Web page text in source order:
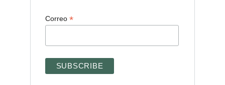
Correo *